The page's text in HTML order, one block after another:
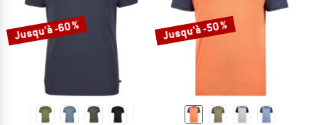
Jusqu'à -60 % Jusqu'à -50 %